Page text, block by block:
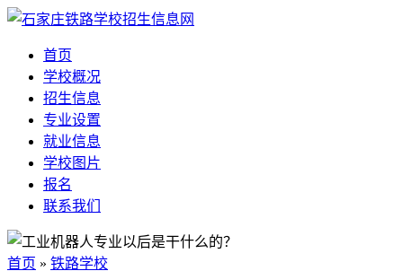
首页
学校概况
招生信息
专业设置
就业信息
学校图片
报名
联系我们
首页 » 铁路学校